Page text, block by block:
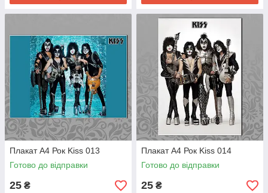
Плакат А4 Рок Kiss 013
Готово до відправки
25 ₴
Плакат А4 Рок Kiss 014
Готово до відправки
25 ₴